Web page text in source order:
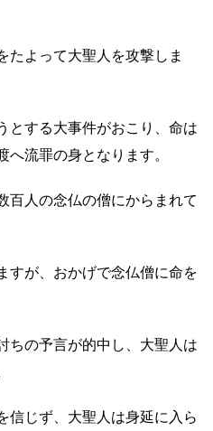
たよって大聖人を攻撃しま
とする大事件がおこり、命は
流罪の身となります。
百人の念仏の僧にからまれて
すが、おかげで念仏僧に命を
ちの予言が的中し、大聖人は
信じず、大聖人は身延に入ら